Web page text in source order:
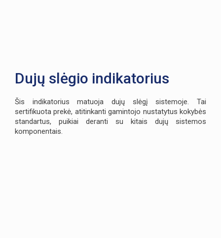
Dujų slėgio indikatorius
Šis indikatorius matuoja dujų slėgį sistemoje. Tai
sertifikuota prekė, atitinkanti gamintojo nustatytus kokybės
standartus, puikiai deranti su kitais dujų sistemos
komponentais.